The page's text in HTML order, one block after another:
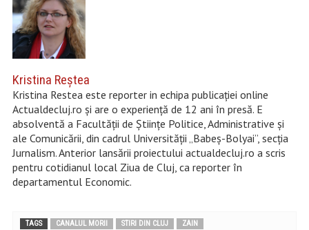
Kristina Reştea
Kristina Restea este reporter in echipa publicației online
Actualdecluj.ro și are o experiență de 12 ani în presă. E
absolventă a Facultății de Științe Politice, Administrative și
ale Comunicării, din cadrul Universității „Babeș-Bolyai”, secția
Jurnalism. Anterior lansării proiectului actualdecluj.ro a scris
pentru cotidianul local Ziua de Cluj, ca reporter în
departamentul Economic.
TAGS CANALUL MORII STIRI DIN CLUJ ZAIN